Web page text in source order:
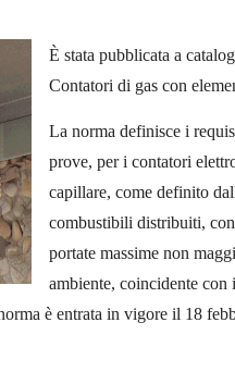
È stata pubblicata a
Contatori di gas con
La norma definisce i
prove, per i contatori
capillare, come definito
combustibili distribuiti,
portate massime non
ambiente, coincidente con
è entrata in vigore il 18